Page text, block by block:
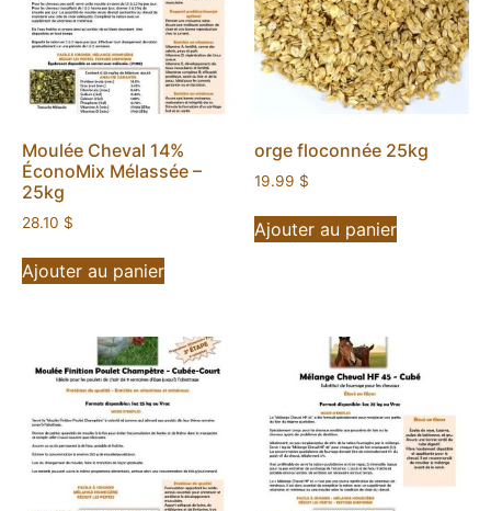
Moulée Cheval 14%
ÉconoMix Mélassée –
25kg
28.10 $
Ajouter au panier
orge floconnée 25kg
19.99 $
Ajouter au panier